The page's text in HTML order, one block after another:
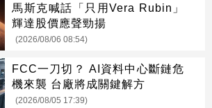
馬斯克喊話「只用Vera Rubin」
輝達股價應聲勁揚
(2026/08/06 08:54)
FCC一刀切？ AI資料中心斷鏈危
機來襲 台廠將成關鍵解方
(2026/08/05 17:39)